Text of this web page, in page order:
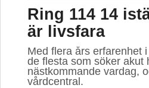
Ring 114 14
är livsfara
Med flera års erfarenhet
de flesta som söker akut
nästkommande vardag,
vårdcentral.